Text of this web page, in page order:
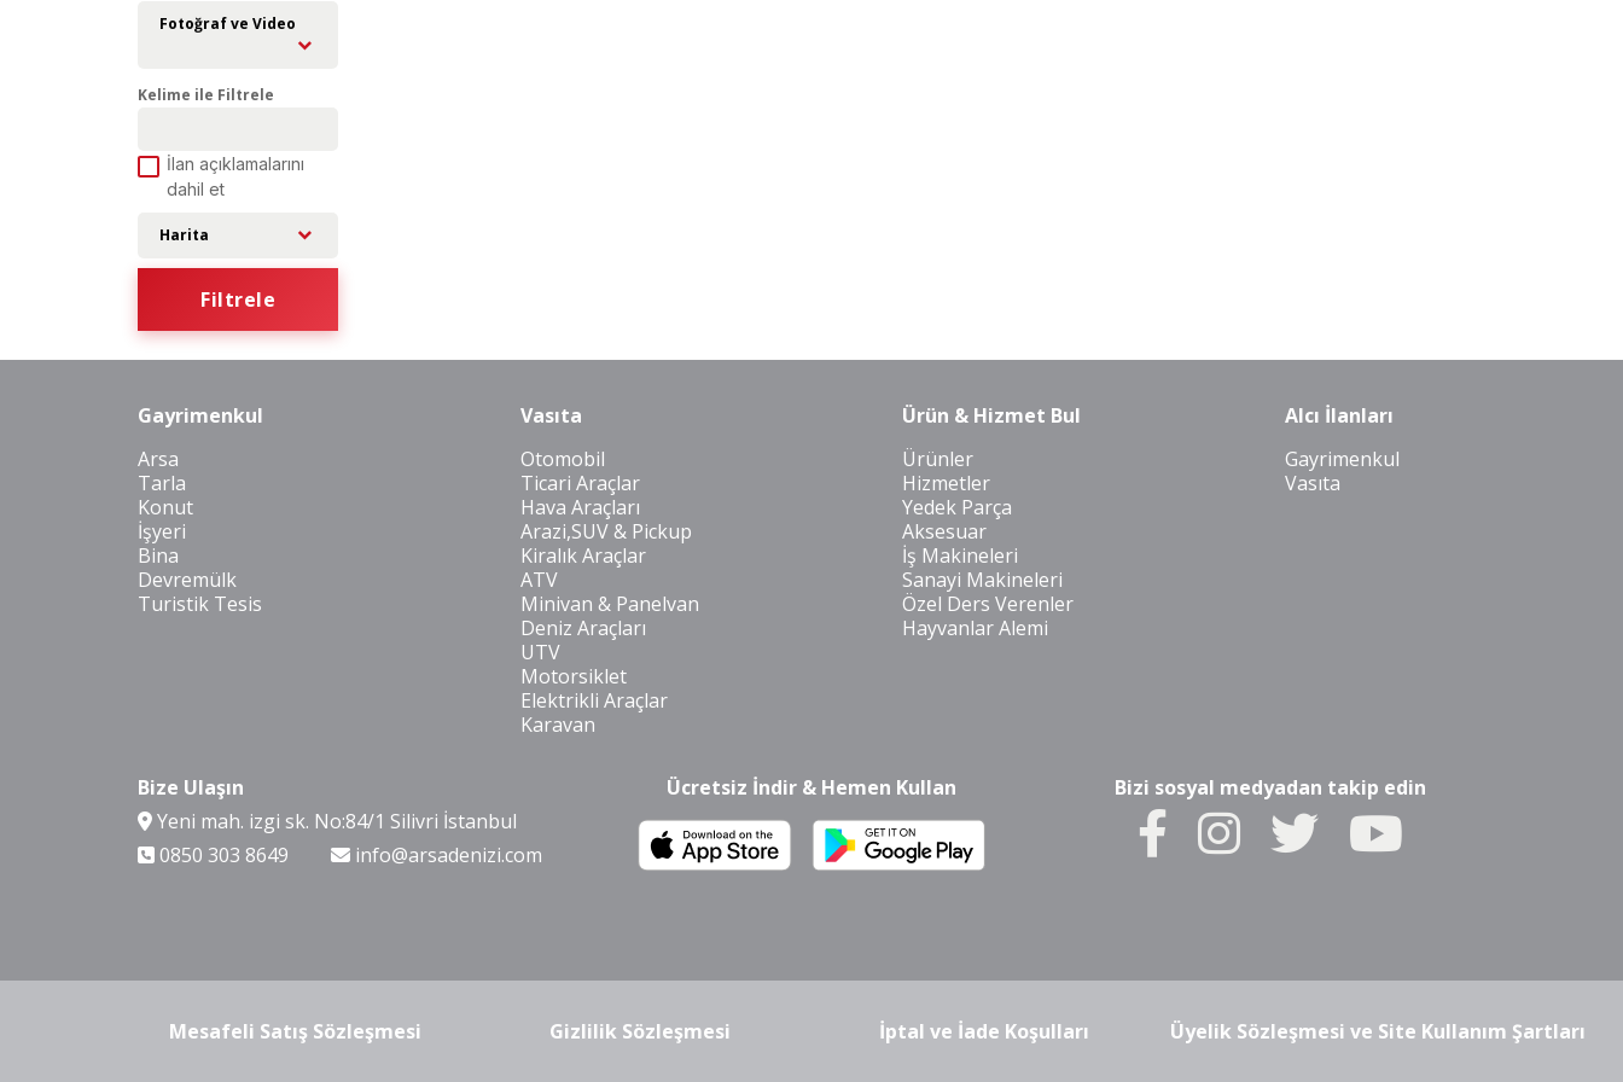
Fotoğraf ve Video
Kelime ile Filtrele
İlan açıklamalarını
dahil et
Harita
Filtrele
Gayrimenkul
Arsa
Tarla
Konut
İşyeri
Bina
Devremülk
Turistik Tesis
Vasıta
Otomobil
Ticari Araçlar
Hava Araçları
Arazi,SUV & Pickup
Kiralık Araçlar
ATV
Minivan & Panelvan
Deniz Araçları
UTV
Motorsiklet
Elektrikli Araçlar
Karavan
Ürün & Hizmet Bul
Ürünler
Hizmetler
Yedek Parça
Aksesuar
İş Makineleri
Sanayi Makineleri
Özel Ders Verenler
Hayvanlar Alemi
Alcı İlanları
Gayrimenkul
Vasıta
Bize Ulaşın
Yeni mah. izgi sk. No:84/1 Silivri İstanbul
0850 303 8649
info@arsadenizi.com
Ücretsiz İndir & Hemen Kullan Bizi sosyal medyadan takip edin
Mesafeli Satış Sözleşmesi Gizlilik Sözleşmesi İptal ve İade Koşulları Üyelik Sözleşmesi ve Site Kullanım Şartları